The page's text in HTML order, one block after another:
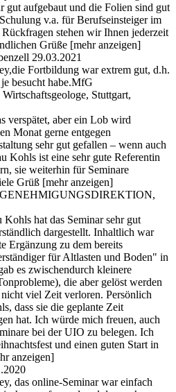
gut aufgebaut und die Folien sind gut
v.a. für Berufseinsteiger im
stehen wirIhnen jederzeit
Grüße [mehr anzeigen]
29.03.2021
Fortbildung war extrem gut, d.h.
besucht habe.MfG
Stuttgart,
verspätet, aber ein Lob wird
Monat gerne entgegen
sehr gut gefallen – wenn auch
Kohls ist eine sehr gute Referentin
sie weiterhin für Seminare
Grüß [mehr anzeigen]
hat das Seminar sehr gut
dargestellt. Inhaltlich war
Ergänzung zu dem bereits
für Altlasten und Boden" in
es zwischendurch kleinere
die aber gelöst werden
viel Zeit verloren. Persönlich
dass sie die geplante Zeit
hat. Ich würde mich freuen, auch
bei der UIO zu belegen. Ich
und einen guten Start in
anzeigen]
das online-Seminar war einfach